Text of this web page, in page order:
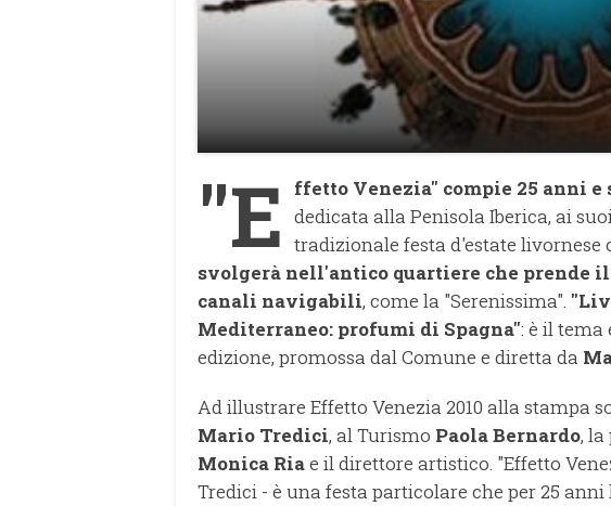
"E ffetto Venezia" compie 25 anni e
dedicata alla Penisola Iberica, ai
tradizionale festa d'estate livornese
svolgerà nell'antico quartiere che prende
canali navigabili, come la "Serenissima".
Mediterraneo: profumi di Spagna": è il tema
edizione, promossa dal Comune e diretta da
Ad illustrare Effetto Venezia 2010 alla stampa
Mario Tredici, al Turismo Paola Bernardo, la
Monica Riae il direttore artistico. "Effetto
Tredici - è una festa particolare che per 25